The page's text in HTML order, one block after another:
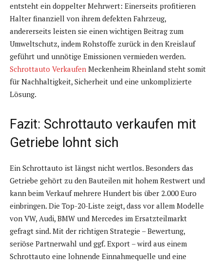
entsteht ein doppelter Mehrwert: Einerseits profitieren
Halter finanziell von ihrem defekten Fahrzeug,
andererseits leisten sie einen wichtigen Beitrag zum
Umweltschutz, indem Rohstoffe zurück in den Kreislauf
geführt und unnötige Emissionen vermieden werden.
Schrottauto Verkaufen Meckenheim Rheinland steht somit
für Nachhaltigkeit, Sicherheit und eine unkomplizierte
Lösung.
Fazit: Schrottauto verkaufen mit
Getriebe lohnt sich
Ein Schrottauto ist längst nicht wertlos. Besonders das
Getriebe gehört zu den Bauteilen mit hohem Restwert und
kann beim Verkauf mehrere Hundert bis über 2.000 Euro
einbringen. Die Top-20-Liste zeigt, dass vor allem Modelle
von VW, Audi, BMW und Mercedes im Ersatzteilmarkt
gefragt sind. Mit der richtigen Strategie – Bewertung,
seriöse Partnerwahl und ggf. Export – wird aus einem
Schrottauto eine lohnende Einnahmequelle und eine